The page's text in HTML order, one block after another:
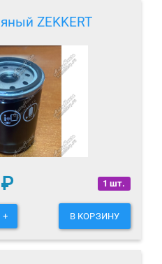
ZEKKERT
1 шт.
₽
+ В КОРЗИНУ